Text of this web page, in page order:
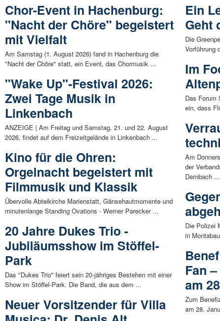
Chor-Event in Hachenburg:
"Nacht der Chöre" begeistert
mit Vielfalt
Am Samstag (1. August 2026) fand in Hachenburg die
"Nacht der Chöre" statt, ein Event, das Chormusik ...
"Wake Up"-Festival 2026:
Zwei Tage Musik in
Linkenbach
ANZEIGE | Am Freitag und Samstag, 21. und 22. August
2026, findet auf dem Freizeitgelände in Linkenbach ...
Kino für die Ohren:
Orgelnacht begeistert mit
Filmmusik und Klassik
Übervolle Abteikirche Marienstatt, Gänsehautmomente und
minutenlange Standing Ovations - Werner Parecker ...
20 Jahre Dukes Trio -
Jubiläumsshow im Stöffel-
Park
Das "Dukes Trio" feiert sein 20-jähriges Bestehen mit einer
Show im Stöffel-Park. Die Band, die aus dem ...
Neuer Vorsitzender für Villa
Ein
Geht
Die
Vorführung
Im
Das Forum
ein, dass
Am
der
Dernbach ...
Die Polizei
in
Fan
am
Zum
am 28.